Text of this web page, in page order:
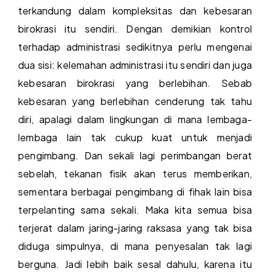
terkandung dalam kompleksitas dan kebesaran
birokrasi itu sendiri. Dengan demikian kontrol
terhadap administrasi sedikitnya perlu mengenai
dua sisi: kelemahan administrasi itu sendiri dan juga
kebesaran birokrasi yang berlebihan. Sebab
kebesaran yang berlebihan cenderung tak tahu
diri, apalagi dalam lingkungan di mana lembaga-
lembaga lain tak cukup kuat untuk menjadi
pengimbang. Dan sekali lagi perimbangan berat
sebelah, tekanan fisik akan terus memberikan,
sementara berbagai pengimbang di fihak lain bisa
terpelanting sama sekali. Maka kita semua bisa
terjerat dalam jaring-jaring raksasa yang tak bisa
diduga simpulnya, di mana penyesalan tak lagi
berguna. Jadi lebih baik sesal dahulu, karena itu